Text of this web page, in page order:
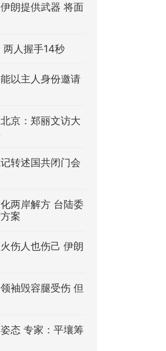
朗提供武器 将面
两人握手14秒
以主人身份邀请
京：郑丽文访大
转述国共闭门会
两岸解方 台陆委
案
伤人也伤己 伊朗
袖毁容腿受伤 但
态 专家：平壤筹